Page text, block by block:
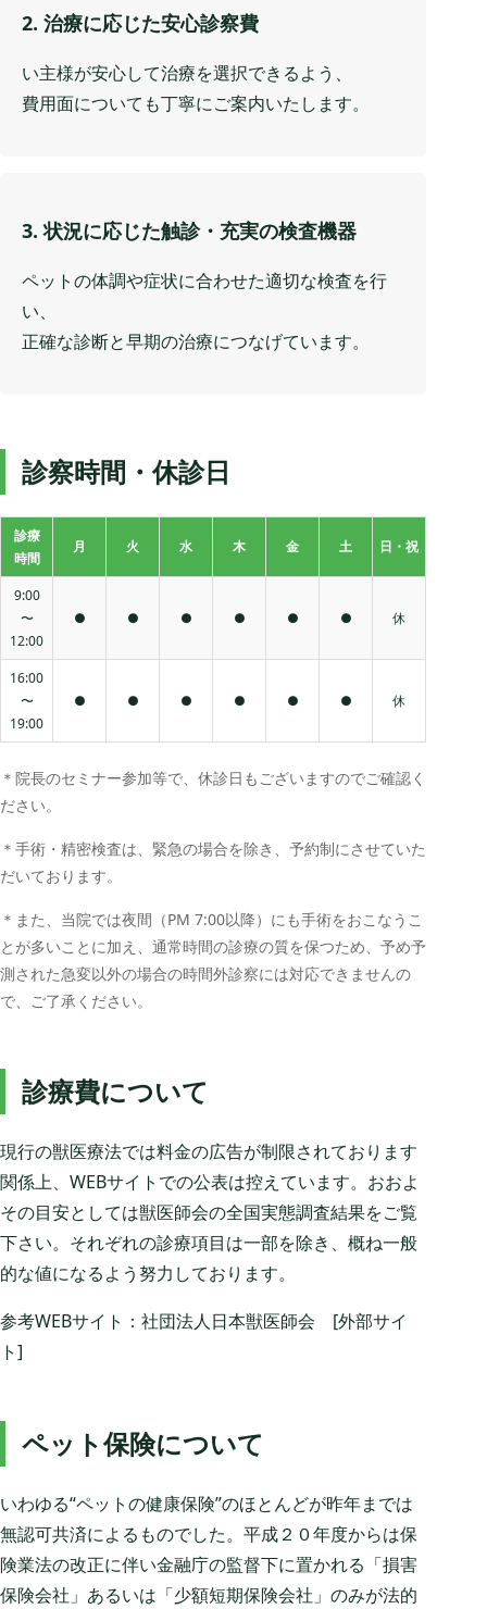
2. 治療に応じた安心診察費
い主様が安心して治療を選択できるよう、
費用面についても丁寧にご案内いたします。
3. 状況に応じた触診・充実の検査機器
ペットの体調や症状に合わせた適切な検査を行
い、
正確な診断と早期の治療につなげています。
診察時間・休診日
診療
時間
月 火 水 木 金 土 日・祝
9:00
〜
12:00
● ● ● ● ● ● 休
16:00
〜
19:00
● ● ● ● ● ● 休
＊院長のセミナー参加等で、休診日もございますのでご確認く
ださい。
＊手術・精密検査は、緊急の場合を除き、予約制にさせていた
だいております。
＊また、当院では夜間（PM 7:00以降）にも手術をおこなうこ
とが多いことに加え、通常時間の診療の質を保つため、予め予
測された急変以外の場合の時間外診察には対応できませんの
で、ご了承ください。
診療費について
現行の獣医療法では料金の広告が制限されております
関係上、WEBサイトでの公表は控えています。おおよ
その目安としては獣医師会の全国実態調査結果をご覧
下さい。それぞれの診療項目は一部を除き、概ね一般
的な値になるよう努力しております。
参考WEBサイト：社団法人日本獣医師会 [外部サイ
ト]
ペット保険について
いわゆる“ペットの健康保険”のほとんどが昨年までは
無認可共済によるものでした。平成２０年度からは保
険業法の改正に伴い金融庁の監督下に置かれる「損害
保険会社」あるいは「少額短期保険会社」のみが法的